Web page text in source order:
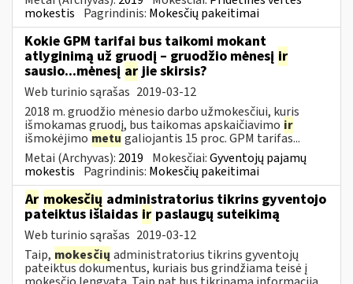
mokestis Pagrindinis: Mokesčių pakeitimai
Kokie GPM tarifai bus taikomi mokant
atlyginimą už gruodį – gruodžio mėnesį ir
sausio...mėnesį arjie skirsis?
Web turinio sąrašas 2019-03-12
2018 m. gruodžio mėnesio darbo užmokesčiui, kuris
išmokamas gruodį, bus taikomas apskaičiavimo ir
išmokėjimo metu galiojantis 15 proc. GPM tarifas...
Metai (Archyvas): 2019 Mokesčiai:Gyventojų pajamų
mokestis Pagrindinis: Mokesčių pakeitimai
Ar mokesčių administratorius tikrins gyventojo
pateiktus išlaidas ir paslaugų suteikimą
Web turinio sąrašas 2019-03-12
Taip, mokesčių administratorius tikrins gyventojų
pateiktus dokumentus, kuriais bus grindžiama teisė į